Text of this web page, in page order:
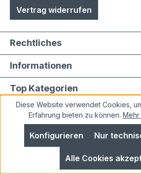
Vertrag widerrufen
Rechtliches
Informationen
Top Kategorien
Alle Preise inkl. gesetzl.
Versandkostenund ggf.
nicht anders
Diese Website verwendet Cookies,
Erfahrung bieten zu können. Mehr
Nur
Konfigurieren
Alle Cookies